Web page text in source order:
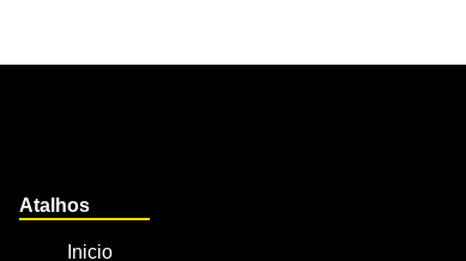
Atalhos
Inicio